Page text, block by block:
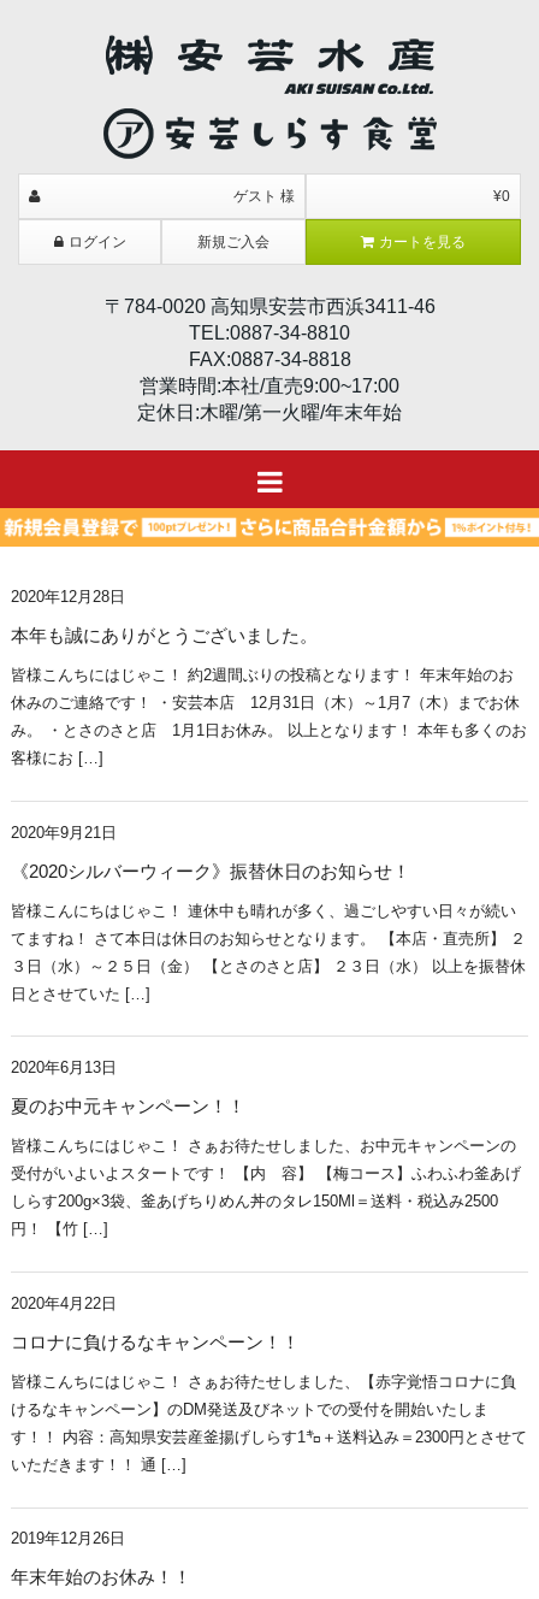
ゲスト 様
ログイン 新規ご入会
¥0
カートを見る
〒784-0020 高知県安芸市西浜3411-46
TEL:0887-34-8810
FAX:0887-34-8818
営業時間:本社/直売9:00~17:00
定休日:木曜/第一火曜/年末年始
2020年12月28日
本年も誠にありがとうございました。
皆様こんちにはじゃこ！ 約2週間ぶりの投稿となります！ 年末年始のお
休みのご連絡です！ ・安芸本店 12月31日（木）～1月7（木）までお休
み。 ・とさのさと店 1月1日お休み。 以上となります！ 本年も多くのお
客様にお […]
2020年9月21日
《2020シルバーウィーク》振替休日のお知らせ！
皆様こんにちはじゃこ！ 連休中も晴れが多く、過ごしやすい日々が続い
てますね！ さて本日は休日のお知らせとなります。 【本店・直売所】 ２
３日（水）～２５日（金） 【とさのさと店】 ２３日（水） 以上を振替休
日とさせていた […]
2020年6月13日
夏のお中元キャンペーン！！
皆様こんちにはじゃこ！ さぁお待たせしました、お中元キャンペーンの
受付がいよいよスタートです！ 【内 容】 【梅コース】ふわふわ釜あげ
しらす200g×3袋、釜あげちりめん丼のタレ150Ml＝送料・税込み2500
円！ 【竹 […]
2020年4月22日
コロナに負けるなキャンペーン！！
皆様こんちにはじゃこ！ さぁお待たせしました、【赤字覚悟コロナに負
けるなキャンペーン】のDM発送及びネットでの受付を開始いたしま
す！！ 内容：高知県安芸産釜揚げしらす1㌔＋送料込み＝2300円とさせて
いただきます！！ 通 […]
2019年12月26日
年末年始のお休み！！